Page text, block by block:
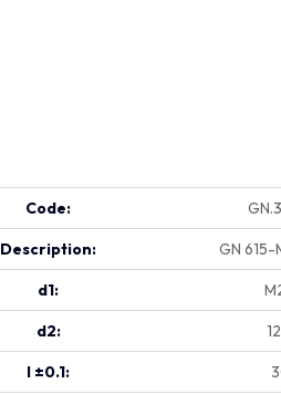
Code:
Description: GN 615-
d1:
d2:
l ±0.1: